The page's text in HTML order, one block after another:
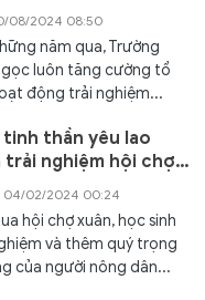
08/2024 08:50
năm qua, Trường
luôn tăng cường tổ
động trải nghiệm...
thần yêu lao
trải nghiệm hội chợ
04/02/2024 00:24
hội chợ xuân, học sinh
và thêm quý trọng
của người nông dân...